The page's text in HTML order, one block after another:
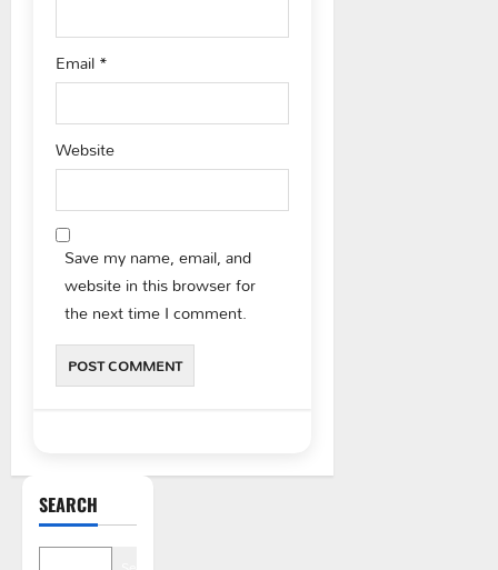
Email*
Website
Save my name, email, and
website in this browser for
the next time I comment.
SEARCH